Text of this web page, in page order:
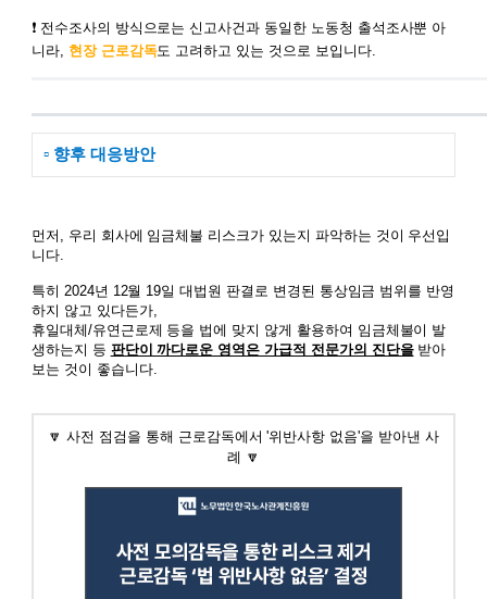
❗ 전수조사의 방식으로는 신고사건과 동일한 노동청 출석조사뿐 아
니라, 현장 근로감독도 고려하고 있는 것으로 보입니다.
▫️ 향후 대응방안
먼저, 우리 회사에 임금체불 리스크가 있는지 파악하는 것이 우선입
니다.
특히 2024년 12월 19일 대법원 판결로 변경된 통상임금 범위를 반영
하지 않고 있다든가,
휴일대체/유연근로제 등을 법에 맞지 않게 활용하여 임금체불이 발
생하는지 등 판단이 까다로운 영역은 가급적 전문가의 진단을받아
보는 것이 좋습니다.
🔽 사전 점검을 통해 근로감독에서 '위반사항 없음'을 받아낸 사
례 🔽